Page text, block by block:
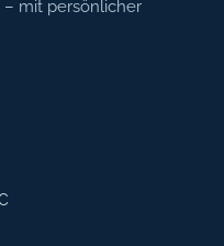
mit persönlicher